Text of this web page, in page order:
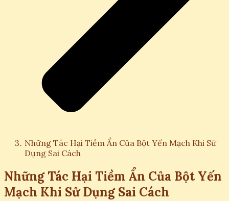
Những Tác Hại Tiềm Ẩn Của Bột Yến Mạch Khi Sử
Dụng Sai Cách
Những Tác Hại Tiềm Ẩn Của Bột Yến
Mạch Khi Sử Dụng Sai Cách